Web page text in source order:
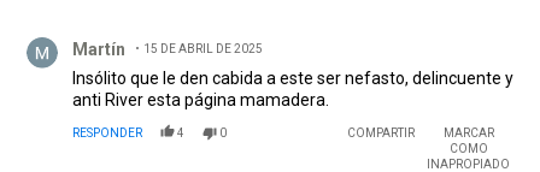
Martín 15 DE ABRIL DE 2025
Insólito que le den cabida a este ser nefasto, delincuente y
anti River esta página mamadera.
RESPONDER 4 0 COMPARTIR
MARCAR
COMO
INAPROPIADO